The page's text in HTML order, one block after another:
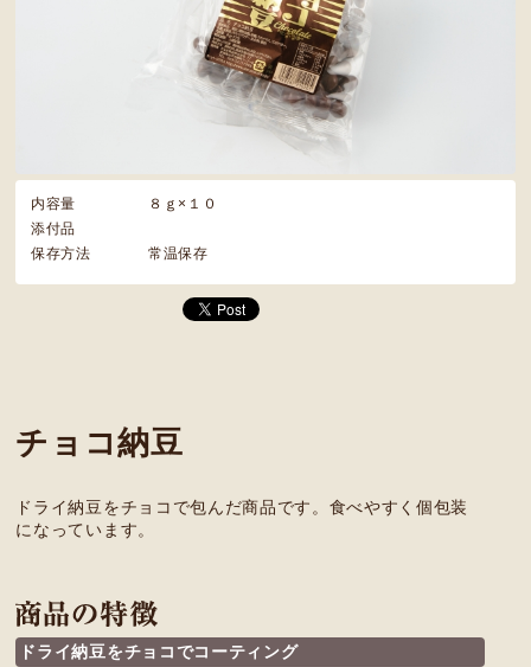
内容量
８ｇ×１０
添付品
保存方法
常温保存
チョコ納豆
ドライ納豆をチョコで包んだ商品です。食べやすく個包装
になっています。
ドライ納豆をチョコでコーティング